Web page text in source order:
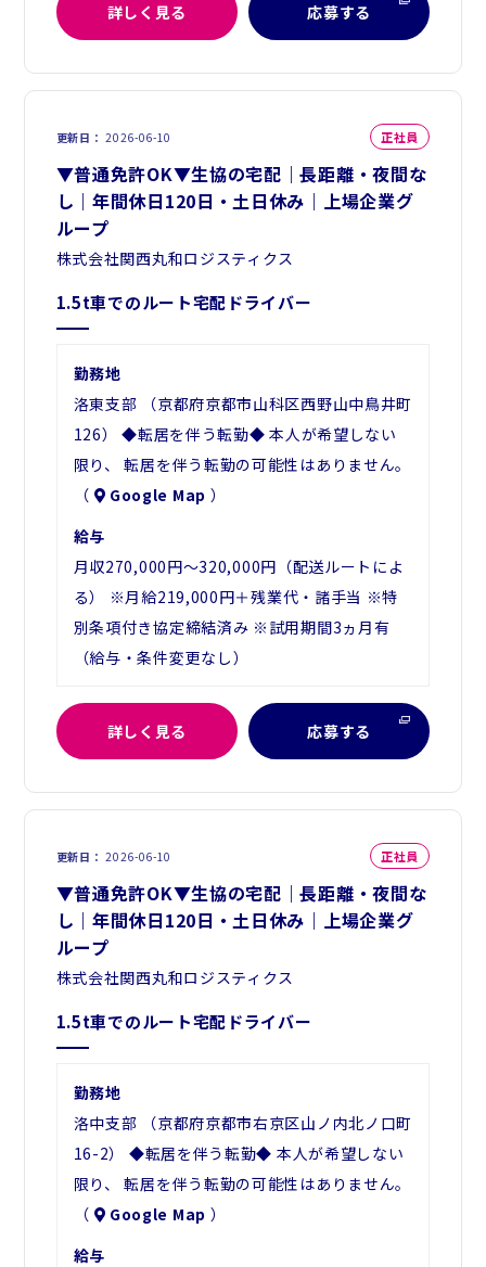
詳しく見る 応募する
更新日 2026-06-10 正社員
▼普通免許OK▼生協の宅配｜長距離・夜間な
し｜年間休日120日・土日休み｜上場企業グ
ループ
株式会社関西丸和ロジスティクス
1.5t車でのルート宅配ドライバー
勤務地
洛東支部 （京都府京都市山科区西野山中鳥井町
126） ◆転居を伴う転勤◆ 本人が希望しない
限り、 転居を伴う転勤の可能性はありません。
（
Google Map ）
給与
月収270,000円～320,000円（配送ルートによ
る） ※月給219,000円＋残業代・諸手当 ※特
別条項付き協定締結済み ※試用期間3ヵ月有
（給与・条件変更なし）
詳しく見る 応募する
更新日 2026-06-10 正社員
▼普通免許OK▼生協の宅配｜長距離・夜間な
し｜年間休日120日・土日休み｜上場企業グ
ループ
株式会社関西丸和ロジスティクス
1.5t車でのルート宅配ドライバー
勤務地
洛中支部 （京都府京都市右京区山ノ内北ノ口町
16-2） ◆転居を伴う転勤◆ 本人が希望しない
限り、 転居を伴う転勤の可能性はありません。
（
Google Map ）
給与